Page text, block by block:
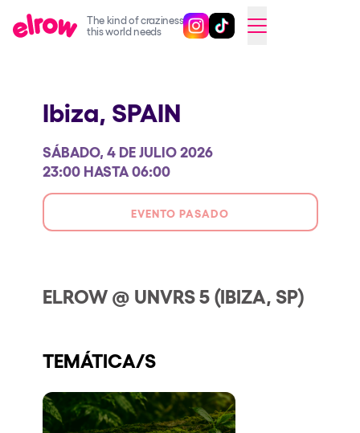
The kind of craziness
this world needs
Sigue @elrowofficial en
Sigue @elrowofficial en
SWITCH TO ENGLISH
elrow Ibiza x [UNVRS] 2026
elrow Town 2026
Snowrow Festival 2026
elrow Island 2026
elrow Shop
Our Creative World
Sostenibilidad
¿Quieres trabajar con nosotros?
Ibiza, SPAIN
SÁBADO, 4 DE JULIO 2026
23:00 HASTA 06:00
EVENTO PASADO
ELROW @ UNVRS 5 (IBIZA, SP)
TEMÁTICA/S